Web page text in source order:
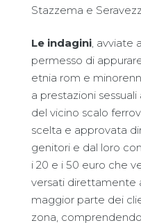
Stazzema e
Le indagini, avviate
permesso di
etnia rom e
a prestazioni
del vicino scalo
scelta e approvata
genitori e dal loro
i 20 e i 50 euro che
versati direttamente
maggior parte dei
zona,